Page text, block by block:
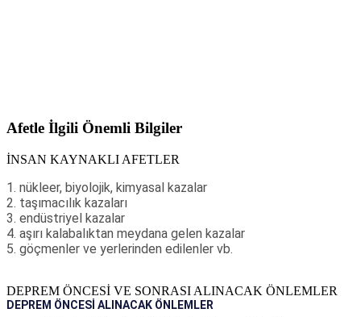
Afetle İlgili Önemli Bilgiler
İNSAN KAYNAKLI AFETLER
1. nükleer, biyolojik, kimyasal kazalar
2. taşımacılık kazaları
3. endüstriyel kazalar
4. aşırı kalabalıktan meydana gelen kazalar
5. göçmenler ve yerlerinden edilenler vb.
DEPREM ÖNCESİ VE SONRASI ALINACAK ÖNLEMLER
DEPREM ÖNCESİ ALINACAK ÖNLEMLER